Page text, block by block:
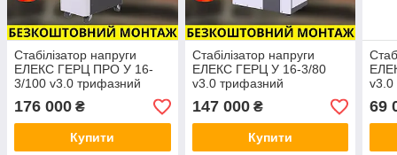
Стабілізатор напруги
ЕЛЕКС ГЕРЦ ПРО У 16-
3/100 v3.0 трифазний
перетворювач,
симісторний, Елекс
176 000 ₴
Купити
Стабілізатор напруги
ЕЛЕКС ГЕРЦ У 16-3/80
v3.0 трифазний
перетворювач,
симісторний, Елекс
147 000₴
Купити
v3.0
69